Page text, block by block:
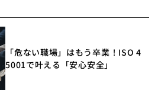
「危ない職場」はもう卒業！ISO 4
5001で叶える「安心安全」